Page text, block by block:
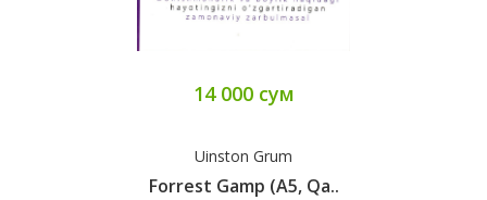
14 000 сум
Uinston Grum
Forrest Gamp (А5, Qa..